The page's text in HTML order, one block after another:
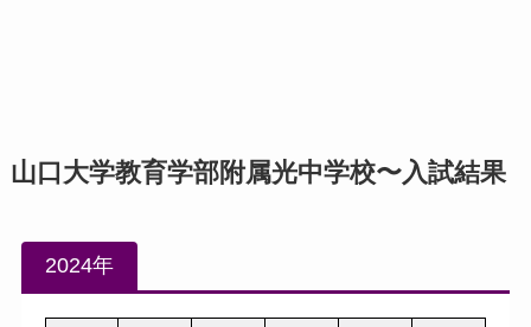
山口大学教育学部附属光中学校〜入試結果
2024年